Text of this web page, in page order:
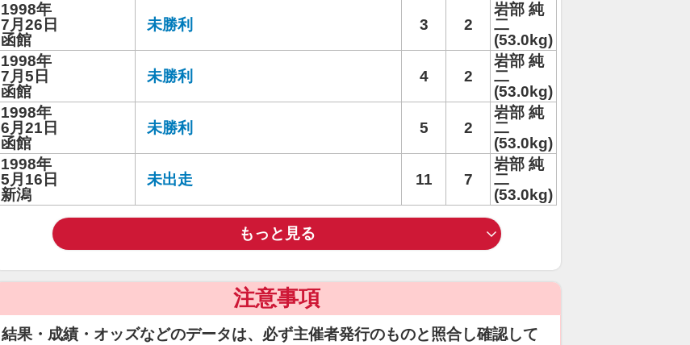
1998年
7月26日
函館
未勝利 3 2
岩部 純
二
(53.0kg)
1998年
7月5日
函館
未勝利 4 2
岩部 純
二
(53.0kg)
1998年
6月21日
函館
未勝利 5 2
岩部 純
二
(53.0kg)
1998年
5月16日
新潟
未出走 11 7
岩部 純
二
(53.0kg)
もっと見る
注意事項
結果・成績・オッズなどのデータは、必ず主催者発行のものと照合し確認して